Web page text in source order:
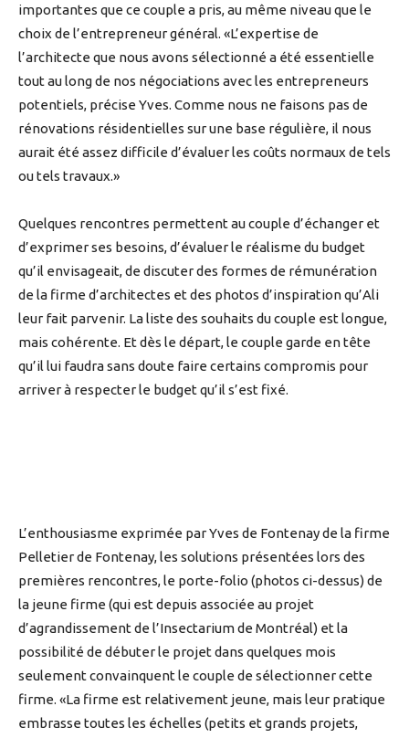
importantes que ce couple a pris, au même niveau que le
choix de l’entrepreneur général. «L’expertise de
l’architecte que nous avons sélectionné a été essentielle
tout au long de nos négociations avec les entrepreneurs
potentiels, précise Yves. Comme nous ne faisons pas de
rénovations résidentielles sur une base régulière, il nous
aurait été assez difficile d’évaluer les coûts normaux de tels
ou tels travaux.»
Quelques rencontres permettent au couple d’échanger et
d’exprimer ses besoins, d’évaluer le réalisme du budget
qu’il envisageait, de discuter des formes de rémunération
de la firme d’architectes et des photos d’inspiration qu’Ali
leur fait parvenir. La liste des souhaits du couple est longue,
mais cohérente. Et dès le départ, le couple garde en tête
qu’il lui faudra sans doute faire certains compromis pour
arriver à respecter le budget qu’il s’est fixé.
L’enthousiasme exprimée par Yves de Fontenay de la firme
Pelletier de Fontenay, les solutions présentées lors des
premières rencontres, le porte-folio (photos ci-dessus) de
la jeune firme (qui est depuis associée au projet
d’agrandissement de l’Insectarium de Montréal) et la
possibilité de débuter le projet dans quelques mois
seulement convainquent le couple de sélectionner cette
firme. «La firme est relativement jeune, mais leur pratique
embrasse toutes les échelles (petits et grands projets,